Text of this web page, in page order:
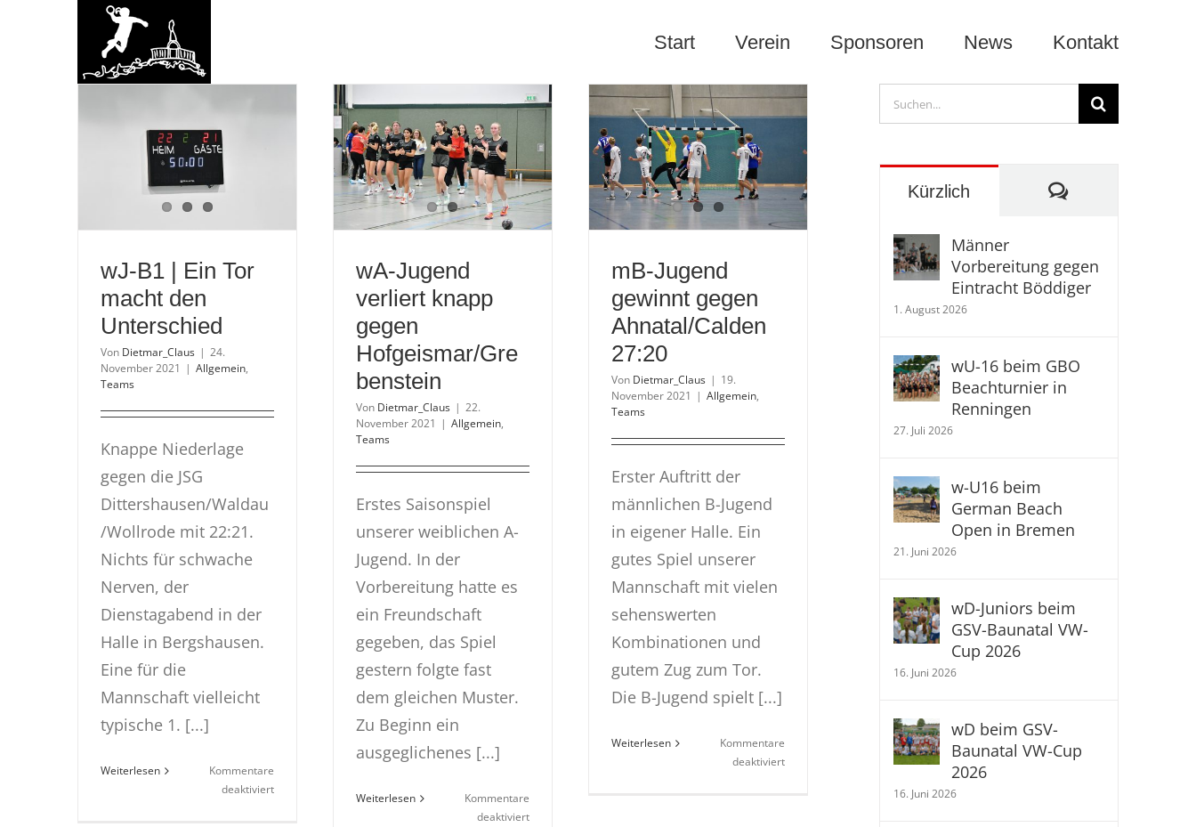
Start Verein Sponsoren News Kontakt
wJ-B1 | Ein Tor
macht den
Unterschied
Von Dietmar_Claus | 24.
November 2021 | Allgemein,
Teams
Knappe Niederlage
gegen die JSG
Dittershausen/Waldau
/Wollrode mit 22:21.
Nichts für schwache
Nerven, der
Dienstagabend in der
Halle in Bergshausen.
Eine für die
Mannschaft vielleicht
typische 1. [...]
Weiterlesen
Kommentare
deaktiviertfür
wA-Jugend
verliert knapp
gegen
Hofgeismar/Gre
benstein
Von Dietmar_Claus | 22.
November 2021 | Allgemein,
Teams
Erstes Saisonspiel
unserer weiblichen A-
Jugend. In der
Vorbereitung hatte es
ein Freundschaft
gegeben, das Spiel
gestern folgte fast
dem gleichen Muster.
Zu Beginn ein
ausgeglichenes [...]
Weiterlesen
Kommentare
deaktiviertfür
mB-Jugend
gewinnt gegen
Ahnatal/Calden
27:20
Von Dietmar_Claus | 19.
November 2021 | Allgemein,
Teams
Erster Auftritt der
männlichen B-Jugend
in eigener Halle. Ein
gutes Spiel unserer
Mannschaft mit vielen
sehenswerten
Kombinationen und
gutem Zug zum Tor.
Die B-Jugend spielt [...]
Weiterlesen
Kommentare
deaktiviertfür
Suche
nach:
Kürzlich Kommentare
Männer
Vorbereitung gegen
Eintracht Böddiger
1. August 2026
wU-16 beim GBO
Beachturnier in
Renningen
27. Juli 2026
w-U16 beim
German Beach
Open in Bremen
21. Juni 2026
wD-Juniors beim
GSV-Baunatal VW-
Cup 2026
16. Juni 2026
wD beim GSV-
Baunatal VW-Cup
2026
16. Juni 2026